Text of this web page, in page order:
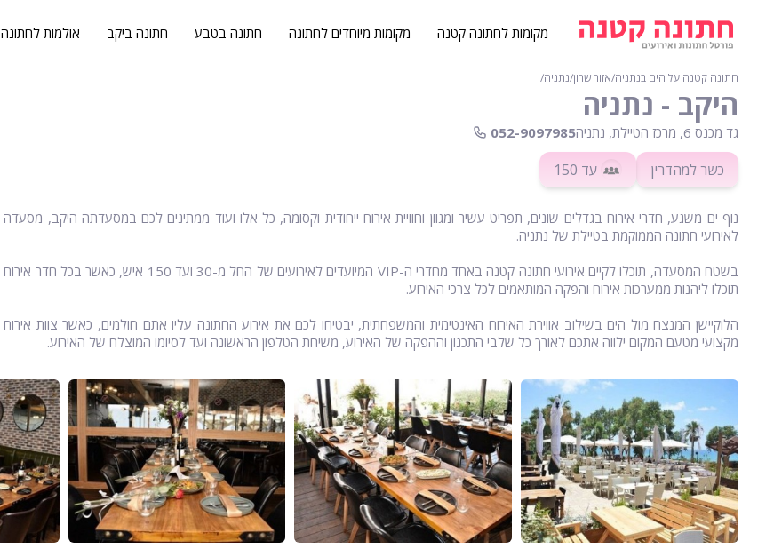
מקומות לחתונה קטנה מקומות מיוחדים לחתונה חתונה בטבע חתונה ביקב אולמות לחתונה
חתונה קטנה על הים בנתניה∕אזור שרון∕נתניה∕
היקב - נתניה
גד מכנס 6, מרכז הטיילת, נתניה 052-9097985
כשר למהדרין עד 150
נוף ים משגע, חדרי אירוח בגדלים שונים, תפריט עשיר ומגוון וחוויית אירוח ייחודית וקסומה, כל אלו ועוד ממתינים לכם במסעדתה היקב, מסעדה
לאירועי חתונה הממוקמת בטיילת של נתניה.
בשטח המסעדה, תוכלו לקיים אירועי חתונה קטנה באחד מחדרי ה-VIP המיועדים לאירועים של החל מ-30 ועד 150 איש, כאשר בכל חדר אירוח
תוכלו ליהנות ממערכות אירוח והפקה המותאמים לכל צרכי האירוע.
הלוקיישן המנצח מול הים בשילוב אווירת האירוח האינטימית והמשפחתית, יבטיחו לכם את אירוע החתונה עליו אתם חולמים, כאשר צוות אירוח
מקצועי מטעם המקום ילווה אתכם לאורך כל שלבי התכנון וההפקה של האירוע, משיחת הטלפון הראשונה ועד לסיומו המוצלח של האירוע.